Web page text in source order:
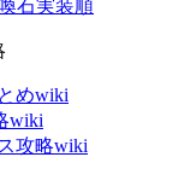
石実装順
めwiki
wiki
攻略wiki